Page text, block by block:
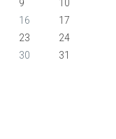
9
10
16
17
23
24
30
31